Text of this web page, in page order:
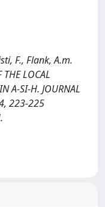
F., Flank, A.m.
LOCAL
A-SI-H. JOURNAL
223-225